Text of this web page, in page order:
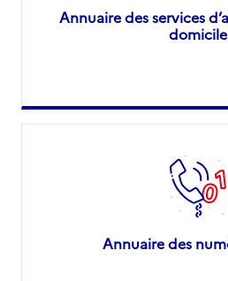
Annuaire des services
domicile
Annuaire des